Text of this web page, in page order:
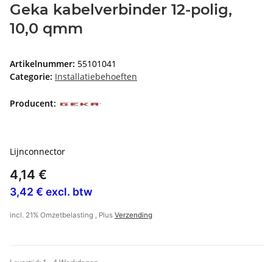
Geka kabelverbinder 12-polig,
10,0 qmm
Artikelnummer: 55101041
Categorie: Installatiebehoeften
Producent:
Lijnconnector
4,14 €
3,42 € excl. btw
incl. 21% Omzetbelasting , Plus Verzending